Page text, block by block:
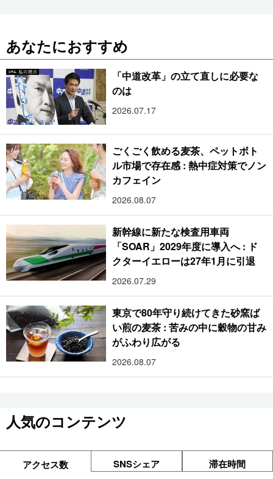
あなたにおすすめ
「中道改革」の立て直しに必要な
のは
2026.07.17
ごくごく飲める麦茶、ペットボト
ル市場で存在感 : 熱中症対策でノン
カフェイン
2026.08.07
新幹線に新たな検査用車両
「SOAR」2029年度に導入へ : ド
クターイエローは27年1月に引退
2026.07.29
東京で80年守り続けてきた砂窯ば
い煎の麦茶 : 苦みの中に穀物の甘み
がふわり広がる
2026.08.07
人気のコンテンツ
アクセス数 SNSシェア 滞在時間